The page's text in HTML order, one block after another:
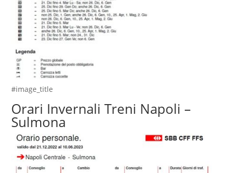
#image_title
Orari Invernali Treni Napoli –
Sulmona